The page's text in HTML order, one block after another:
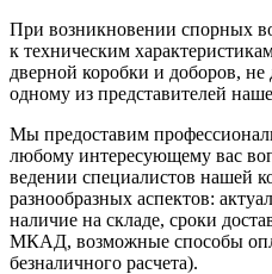
При возникновении спорных
к техническим
дверной коробки и доборов,
одному из представителей
Мы предоставим
любому интересующему вас
ведении специалистов нашей
разнообразных аспектов:
наличие на складе, сроки
МКАД, возможные способы
безналичного расчета).